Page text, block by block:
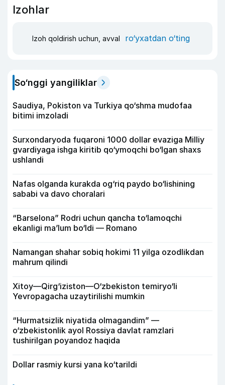
Izohlar
Izoh qoldirish uchun, avval ro‘yxatdan o‘ting
So‘nggi yangiliklar
Saudiya, Pokiston va Turkiya qo‘shma mudofaa
bitimi imzoladi
Surxondaryoda fuqaroni 1000 dollar evaziga Milliy
gvardiyaga ishga kiritib qo‘ymoqchi bo‘lgan shaxs
ushlandi
Nafas olganda kurakda og‘riq paydo bo‘lishining
sababi va davo choralari
“Barselona” Rodri uchun qancha to‘lamoqchi
ekanligi ma’lum bo‘ldi — Romano
Namangan shahar sobiq hokimi 11 yilga ozodlikdan
mahrum qilindi
Xitoy—Qirg‘iziston—O‘zbekiston temiryo‘li
Yevropagacha uzaytirilishi mumkin
“Hurmatsizlik niyatida olmagandim” —
o‘zbekistonlik ayol Rossiya davlat ramzlari
tushirilgan poyandoz haqida
Dollar rasmiy kursi yana ko‘tarildi